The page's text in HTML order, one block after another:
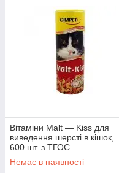
Вітаміни Malt — Kiss для
виведення шерсті в кішок,
600 шт. з ТГОС
Немає в наявності